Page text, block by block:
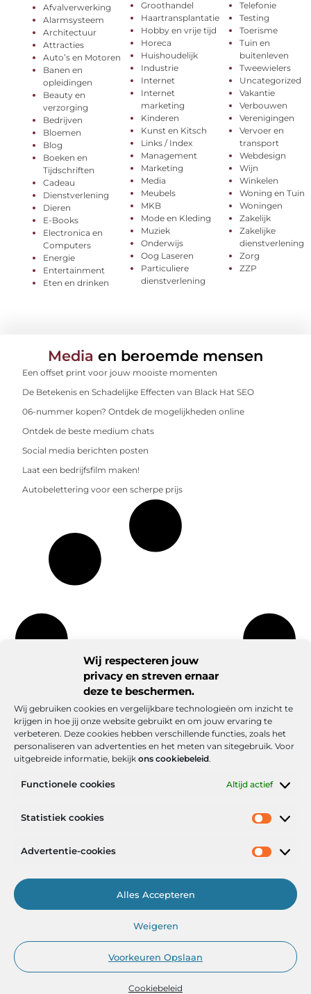
Wij respecteren jouw
privacy en streven ernaar
deze te beschermen.
Wij gebruiken cookies en vergelijkbare technologieën om inzicht te
krijgen in hoe jij onze website gebruikt en om jouw ervaring te
verbeteren. Deze cookies hebben verschillende functies, zoals het
personaliseren van advertenties en het meten van sitegebruik. Voor
uitgebreide informatie, bekijk ons cookiebeleid.
Functionele cookies Altijd actief
Statistiek cookies
Advertentie-cookies
Alles Accepteren
Weigeren
Voorkeuren Opslaan
Cookiebeleid
Afvalverwerking
Alarmsysteem
Architectuur
Attracties
Auto’s en Motoren
Banen en
opleidingen
Beauty en
verzorging
Bedrijven
Bloemen
Blog
Boeken en
Tijdschriften
Cadeau
Dienstverlening
Dieren
E-Books
Electronica en
Computers
Energie
Entertainment
Eten en drinken
Groothandel
Haartransplantatie
Hobby en vrije tijd
Horeca
Huishoudelijk
Industrie
Internet
Internet
marketing
Kinderen
Kunst en Kitsch
Links / Index
Management
Marketing
Media
Meubels
MKB
Mode en Kleding
Muziek
Onderwijs
Oog Laseren
Particuliere
dienstverlening
Telefonie
Testing
Toerisme
Tuin en
buitenleven
Tweewielers
Uncategorized
Vakantie
Verbouwen
Verenigingen
Vervoer en
transport
Webdesign
Wijn
Winkelen
Woning en Tuin
Woningen
Zakelijk
Zakelijke
dienstverlening
Zorg
ZZP
Media en beroemde mensen
Een offset print voor jouw mooiste momenten
De Betekenis en Schadelijke Effecten van Black Hat SEO
06-nummer kopen? Ontdek de mogelijkheden online
Ontdek de beste medium chats
Social media berichten posten
Laat een bedrijfsfilm maken!
Autobelettering voor een scherpe prijs
Het Portaal voor Inzichten en Inspiratie
— AdviesPortal.nl verzamelt de beste blogs en artikelen om jou te
helpen groeien. Ontdek, leer en laat je inspireren!
www.adviesportal.nl.All Right Reserved.
Onze informatie